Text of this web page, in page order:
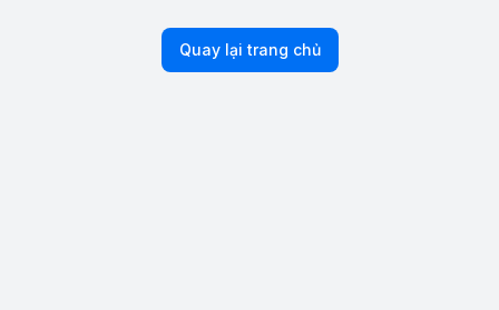
Quay lại trang chủ